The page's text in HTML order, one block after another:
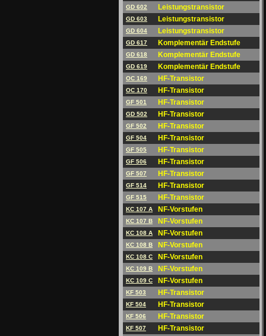
GD 602 Leistungstransistor
GD 603 Leistungstransistor
GD 604 Leistungstransistor
GD 617 Komplementär Endstufe
GD 618 Komplementär Endstufe
GD 619 Komplementär Endstufe
OC 169 HF-Transistor
OC 170 HF-Transistor
GF 501 HF-Transistor
GD 502 HF-Transistor
GF 502 HF-Transistor
GF 504 HF-Transistor
GF 505 HF-Transistor
GF 506 HF-Transistor
GF 507 HF-Transistor
GF 514 HF-Transistor
GF 515 HF-Transistor
KC 107 A NF-Vorstufen
KC 107 B NF-Vorstufen
KC 108 A NF-Vorstufen
KC 108 B NF-Vorstufen
KC 108 C NF-Vorstufen
KC 109 B NF-Vorstufen
KC 109 C NF-Vorstufen
KF 503 HF-Transistor
KF 504 HF-Transistor
KF 506 HF-Transistor
KF 507 HF-Transistor